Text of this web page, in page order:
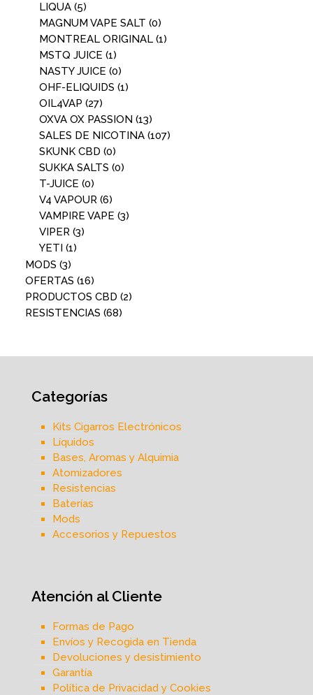
LIQUA (5)
MAGNUM VAPE SALT (0)
MONTREAL ORIGINAL (1)
MSTQ JUICE (1)
NASTY JUICE (0)
OHF-ELIQUIDS (1)
OIL4VAP (27)
OXVA OX PASSION (13)
SALES DE NICOTINA (107)
SKUNK CBD (0)
SUKKA SALTS (0)
T-JUICE (0)
V4 VAPOUR (6)
VAMPIRE VAPE (3)
VIPER (3)
YETI (1)
MODS (3)
OFERTAS (16)
PRODUCTOS CBD (2)
RESISTENCIAS (68)
Categorías
Kits Cigarros Electrónicos
Líquidos
Bases, Aromas y Alquimia
Atomizadores
Resistencias
Baterías
Mods
Accesorios y Repuestos
Atención al Cliente
Formas de Pago
Envíos y Recogida en Tienda
Devoluciones y desistimiento
Garantía
Política de Privacidad y Cookies